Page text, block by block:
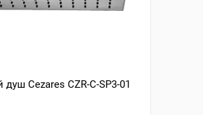
душ Cezares CZR-C-SP3-01